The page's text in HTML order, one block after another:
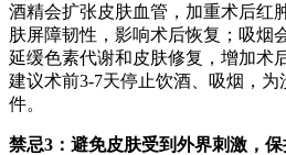
酒精会扩张皮肤血管，加重术后红
肤屏障韧性，影响术后恢复；吸烟
延缓色素代谢和皮肤修复，增加术
建议术前3-7天停止饮酒、吸烟，
件。
禁忌3：避免皮肤受到外界刺激，